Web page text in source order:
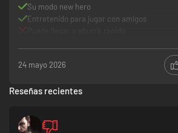
Su modo new hero
Entretenido para jugar con amigos
24 mayo 2026
Reseñas recientes